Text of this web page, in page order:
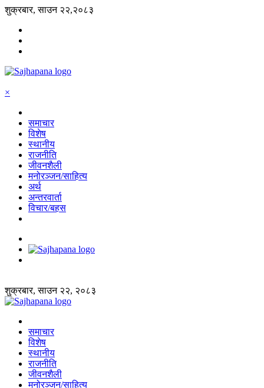
शुक्रबार, साउन २२,२०८३
×
समाचार
विशेष
स्थानीय
राजनीति
जीवनशैली
मनोरञ्जन/साहित्य
अर्थ
अन्तरवार्ता
विचार/बहस
शुक्रबार, साउन २२, २०८३
समाचार
विशेष
स्थानीय
राजनीति
जीवनशैली
मनोरञ्जन/साहित्य